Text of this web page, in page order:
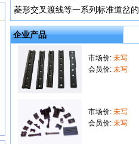
菱形交叉渡线等一系列标准道岔
企业产品
市场价: 未写
会员价: 未写
市场价: 未写
会员价: 未写